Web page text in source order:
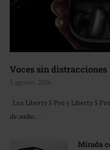
Voces sin distracciones
5 agosto, 2026
Los Liberty 5 Pro y Liberty 5
de audio …
Mirada